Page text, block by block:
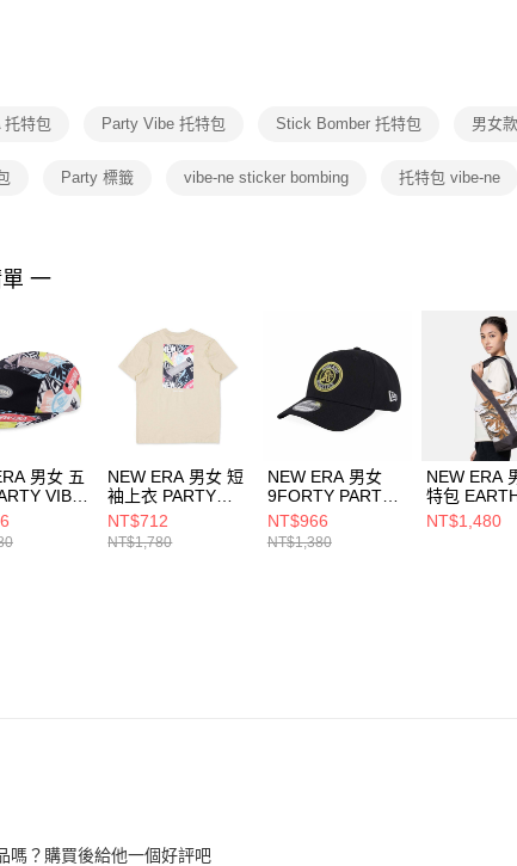
交易，需依
２．關於個
結果請求用
５．嚴禁一
形，恩沛科
托特包 Party Vibe 托特包 Stick Bomber 托特包 男女
Party 標籤 vibe-ne sticker bombing 托特包 vibe-ne
一
男女 五
VIBE-
NEW
NEW ERA 男女 短
袖上衣 PARTY
VIBE-NE
STICKER
BOMBING NEW
NT$712
NT$1,780
NEW ERA 男女
9FORTY PARTY
VIBE-SUMMER
NEON 奧克蘭運動
家 NE14148115
NT$966
NT$1,380
NEW ERA
特包
SKIN NEW
印花白
NT$1,480
嗎？購買後給他一個好評吧